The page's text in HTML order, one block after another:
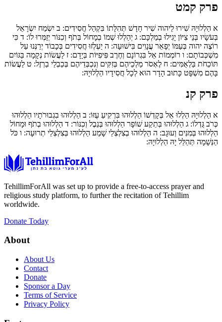
פרק קמט
א הַלְלוּיָהּ שִׁירוּ לַיהוה שִׁיר חָדָשׁ תְּהִלָּתוֹ בִּקְהַל חֲסִידִים: ב יִשְׂמַח יִשְׂרָאֵל
בְּעֹשָׂיו בְּנֵי צִיּוֹן יָגִילוּ בְמַלְכָּם: ג יְהַלְלוּ שְׁמוֹ בְמָחוֹל בְּתֹף וְכִנּוֹר יְזַמְּרוּ לוֹ: ד כִּי
רוֹצֶה יהוה בְּעַמּוֹ יְפָאֵר עֲנָוִים בִּישׁוּעָה: ה יַעְלְזוּ חֲסִידִים בְּכָבוֹד יְרַנְּנוּ עַל
מִשְׁכְּבוֹתָם: ו רוֹמְמוֹת אֵל בִּגְרוֹנָם וְחֶרֶב פִּיפִיּוֹת בְּיָדָם: ז לַעֲשׂוֹת נְקָמָה בַּגּוֹיִם
תּוֹכֵחֹת בַּלְאֻמִּים: ח לֶאְסֹר מַלְכֵיהֶם בְּזִקִּים וְנִכְבְּדֵיהֶם בְּכַבְלֵי בַרְזֶל: ט לַעֲשׂוֹת
בָּהֶם מִשְׁפָּט כָּתוּב הָדָר הוּא לְכָל חֲסִידָיו הַלְלוּיָהּ:
פרק קנ
א הַלְלוּיָהּ הַלְלוּ אֵל בְּקָדְשׁוֹ הַלְלוּהוּ בִּרְקִיעַ עֻזּוֹ: ב הַלְלוּהוּ בִגְבוּרֹתָיו הַלְלוּהוּ
כְּרֹב גֻּדְלוֹ: ג הַלְלוּהוּ בְּתֵקַע שׁוֹפָר הַלְלוּהוּ בְּנֵבֶל וְכִנּוֹר: ד הַלְלוּהוּ בְתֹף וּמָחוֹל
הַלְלוּהוּ בְּמִנִּים וְעוּגָב: ה הַלְלוּהוּ בְצִלְצְלֵי שָׁמַע הַלְלוּהוּ בְּצִלְצְלֵי תְרוּעָה: ו כֹּל
הַנְּשָׁמָה תְּהַלֵּל יָהּ הַלְלוּיָהּ:
TehillimForAll was set up to provide a free-to-access prayer and
religious study platform, to further the recitation of Tehillim
worldwide.
Donate Today
About
About Us
Contact
Donate
Sponsor a Day
Terms of Service
Privacy Policy